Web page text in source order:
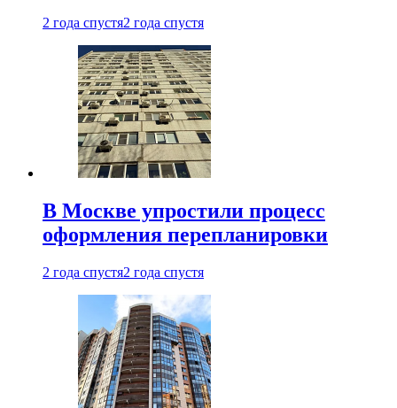
2 года спустя2 года спустя
В Москве упростили процесс
оформления перепланировки
2 года спустя2 года спустя